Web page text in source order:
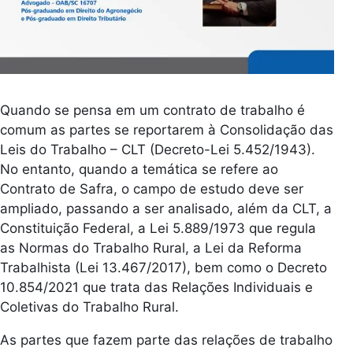
Quando se pensa em um contrato de trabalho é
comum as partes se reportarem à Consolidação das
Leis do Trabalho – CLT (Decreto-Lei 5.452/1943).
No entanto, quando a temática se refere ao
Contrato de Safra, o campo de estudo deve ser
ampliado, passando a ser analisado, além da CLT, a
Constituição Federal, a Lei 5.889/1973 que regula
as Normas do Trabalho Rural, a Lei da Reforma
Trabalhista (Lei 13.467/2017), bem como o Decreto
10.854/2021 que trata das Relações Individuais e
Coletivas do Trabalho Rural.
As partes que fazem parte das relações de trabalho